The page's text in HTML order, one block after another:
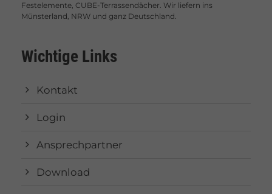
Festelemente, CUBE-Terrassendächer. Wir liefern ins
Münsterland, NRW und ganz Deutschland.
Wichtige Links
Kontakt
Login
Ansprechpartner
Download